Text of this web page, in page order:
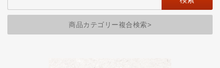
商品カテゴリー複合検索>